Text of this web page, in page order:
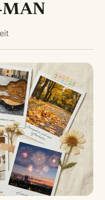
MAN